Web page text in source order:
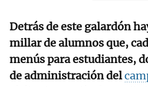
Detrás de este galardón
millar de alumnos que,
menús para estudiantes,
de administración del